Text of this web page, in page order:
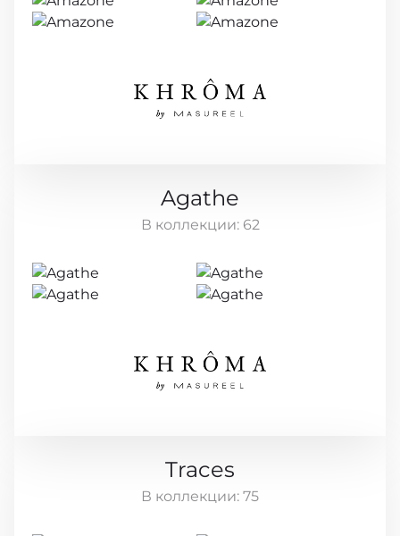
Agathe
В коллекции: 62
Traces
В коллекции: 75